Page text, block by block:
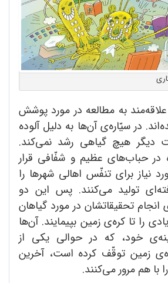
به مطالعه در مورد پوشش
در سیّاره‌ی آن‌ها به دلیل آلوده
هیچ گیاهی رشد نمی‌کند.
در حباب‌های عظیم و شفّافی قرار
نیاز برای تنفّس اهالی شهر‌ها را
تولید می‌کنند. پس این دو
تحقیقاتشان در مورد گیاهان
را تا کره‌ی زمین بپیمایند. آن‌ها
خود، که در حوالی یکی از
زمین توقّف کرده است، آخرین
با هم مرور می‌کنند.